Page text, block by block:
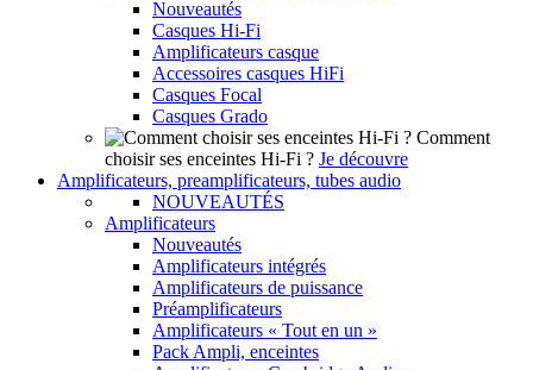
Nouveautés
Casques Hi-Fi
Amplificateurs casque
Accessoires casques HiFi
Casques Focal
Casques Grado
Comment
choisir ses enceintes Hi-Fi ? Je découvre
Amplificateurs, preamplificateurs, tubes audio
NOUVEAUTÉS
Amplificateurs
Nouveautés
Amplificateurs intégrés
Amplificateurs de puissance
Préamplificateurs
Amplificateurs « Tout en un »
Pack Ampli, enceintes